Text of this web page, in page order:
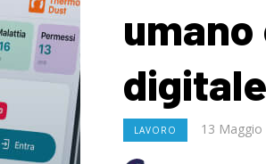
LAVORO 13 Maggio